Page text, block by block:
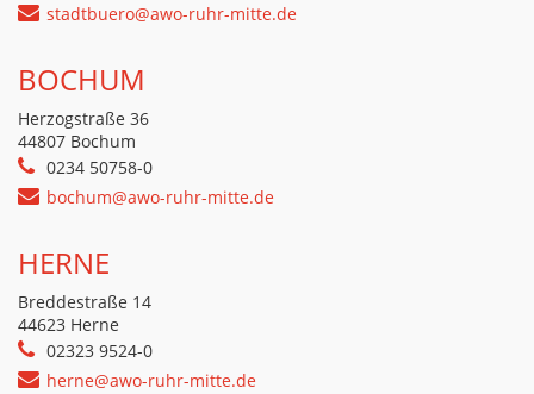
stadtbuero@awo-ruhr-mitte.de
BOCHUM
Herzogstraße 36
44807 Bochum
0234 50758-0
bochum@awo-ruhr-mitte.de
HERNE
Breddestraße 14
44623 Herne
02323 9524-0
herne@awo-ruhr-mitte.de